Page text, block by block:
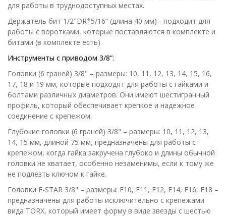
для работы в труднодоступных местах.
Держатель бит 1/2"DR*5/16” (длина 40 мм) - подходит для
работы с воротками, которые поставляются в комплекте и
битами (в комплекте есть)
Инструменты с приводом 3/8”:
Головки (6 граней) 3/8" – размеры: 10, 11, 12, 13, 14, 15, 16,
17, 18 и 19 мм, которые подходят для работы с гайками и
болтами различных диаметров. Они имеют шестигранный
профиль, который обеспечивает крепкое и надежное
соединение с крепежом.
Глубокие головки (6 граней) 3/8" – размеры: 10, 11, 12, 13,
14, 15 мм, длиной 75 мм, предназначены для работы с
крепежом, когда гайка закручена глубоко и длины обычной
головки не хватает, особенно незаменимы, если к тому же
не подлезть ключом к гайке.
Головки E-STAR 3/8" – размеры: Е10, Е11, Е12, Е14, Е16, Е18 –
предназначены для работы исключительно с крепежами
вида TORX, который имеет форму в виде звезды с шестью